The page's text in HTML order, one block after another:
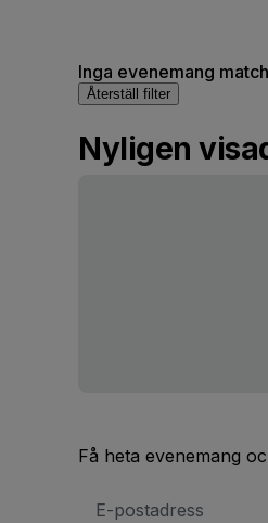
Inga evenemang
Återställ filter
Nyligen
Få heta evenemang
postadress